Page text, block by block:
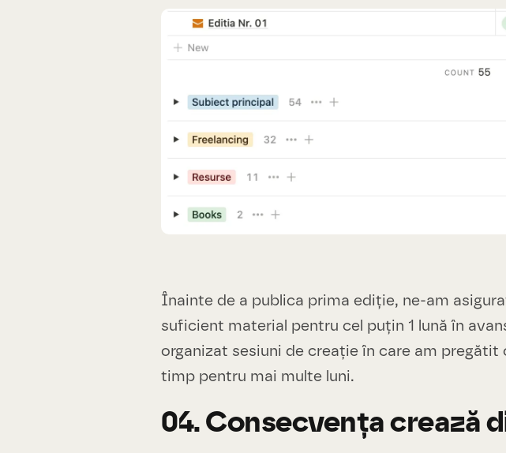
Înainte de a publica prima ediție, ne-am
suficient material pentru cel puțin 1 lună în
organizat sesiuni de creație în care am pregătit
timp pentru mai multe luni.
04. Consecvența crează